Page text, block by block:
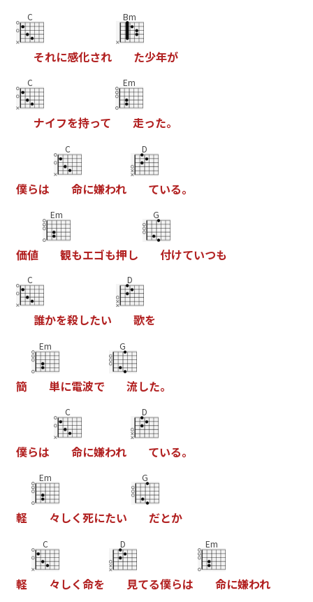
C
それに感化され
Bm
た少年が
C
ナイフを持って
Em
走った。
僕らは
C
命に嫌われ
D
ている。
価値
Em
観もエゴも押し
G
付けていつも
C
誰かを殺したい
D
歌を
簡
Em
単に電波で
G
流した。
僕らは
C
命に嫌われ
D
ている。
軽
Em
々 しく死にたい
G
だとか
軽
C
々 しく命を
D
見てる僕らは
Em
命に嫌われ